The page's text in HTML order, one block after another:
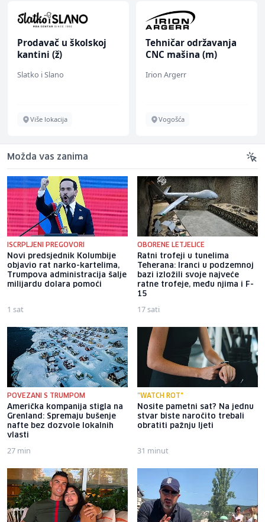
Prodavač u školskoj
kantini (ž)
Slatko i Slano
Više lokacija
Tehničar održavanja
CNC mašina (m)
Irion Argerr
Vogošća
Možda vas zanima
ISCRPLJENI PREGOVORI
Novi predsjednik Kolumbije
objavio rat narko-kartelima,
Trumpova administracija šalje
milijardu dolara pomoći
1 sat
OBORENE LETJELICE
Ratni trofeji u tunelima
Teherana: Iranci u podzemnoj
bazi izložili svoje najveće
ratne trofeje, među njima i F-
15
17 sati
POVEZANI S TRUMPOM
Američka kompanija stigla na
Grenland: Spremaju bušenje
nafte bez dozvole lokalnih
vlasti
27 min
"WATCH ROT"
Nosite pametni sat? Na jednu
stvar biste naročito trebali
obratiti pažnju ljeti
31 minut